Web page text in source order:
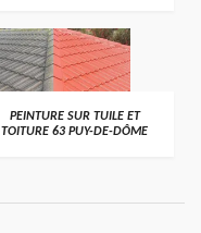
PEINTURE SUR TUILE ET
TOITURE 63 PUY-DE-DÔME